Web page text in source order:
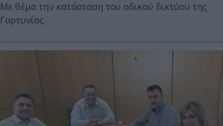
Με θέμα την κατάσταση του οδικού δικτύου της
Γορτυνίας.